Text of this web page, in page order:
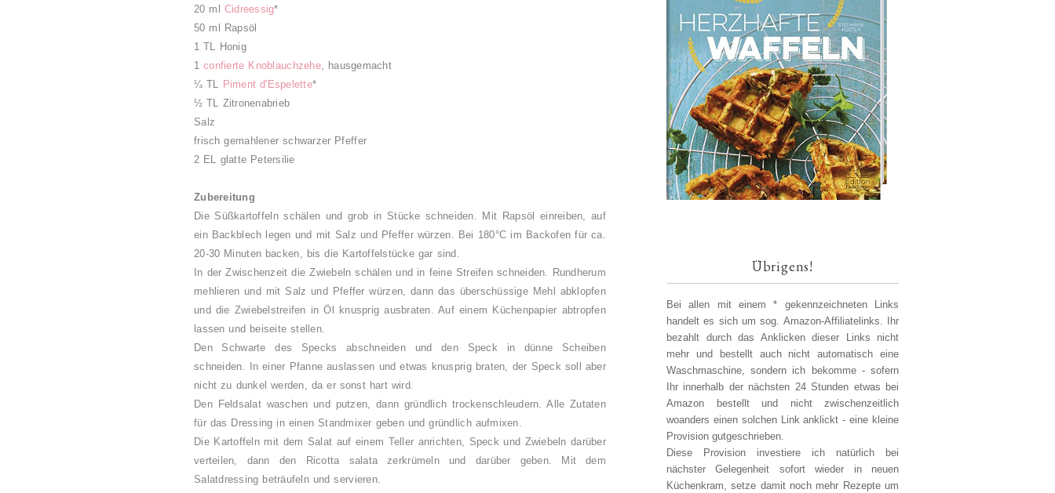
20 ml Cidreessig*
50 ml Rapsöl
1 TL Honig
1confierte Knoblauchzehe, hausgemacht
¼ TL Piment d'Espelette*
½ TL Zitronenabrieb
Salz
frisch gemahlener schwarzer Pfeffer
2 EL glatte Petersilie
Zubereitung
Die Süßkartoffeln schälen und grob in Stücke schneiden. Mit Rapsöl einreiben, auf
ein Backblech legen und mit Salz und Pfeffer würzen. Bei 180°C im Backofen für ca.
20-30 Minuten backen, bis die Kartoffelstücke gar sind.
In der Zwischenzeit die Zwiebeln schälen und in feine Streifen schneiden. Rundherum
mehlieren und mit Salz und Pfeffer würzen, dann das überschüssige Mehl abklopfen
und die Zwiebelstreifen in Öl knusprig ausbraten. Auf einem Küchenpapier abtropfen
lassen und beiseite stellen.
Den Schwarte des Specks abschneiden und den Speck in dünne Scheiben
schneiden. In einer Pfanne auslassen und etwas knusprig braten, der Speck soll aber
nicht zu dunkel werden, da er sonst hart wird.
Den Feldsalat waschen und putzen, dann gründlich trockenschleudern. Alle Zutaten
für das Dressing in einen Standmixer geben und gründlich aufmixen.
Die Kartoffeln mit dem Salat auf einem Teller anrichten, Speck und Zwiebeln darüber
verteilen, dann den Ricotta salata zerkrümeln und darüber geben. Mit dem
Salatdressing beträufeln und servieren.
Übrigens!
Bei allen mit einem * gekennzeichneten Links
handelt es sich um sog. Amazon-Affiliatelinks. Ihr
bezahlt durch das Anklicken dieser Links nicht
mehr und bestellt auch nicht automatisch eine
Waschmaschine, sondern ich bekomme - sofern
Ihr innerhalb der nächsten 24 Stunden etwas bei
Amazon bestellt und nicht zwischenzeitlich
woanders einen solchen Link anklickt - eine kleine
Provision gutgeschrieben.
Diese Provision investiere ich natürlich bei
nächster Gelegenheit sofort wieder in neuen
Küchenkram, setze damit noch mehr Rezepte um